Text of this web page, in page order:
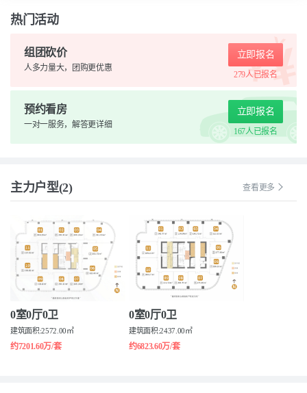
热门活动
组团砍价
人多力量大，团购更优惠
立即报名
279人已报名
预约看房
一对一服务，解答更详细
立即报名
167人已报名
主力户型(2) 查看更多
0室0厅0卫
建筑面积:2572.00㎡
约7201.60万/套
0室0厅0卫
建筑面积:2437.00㎡
约6823.60万/套